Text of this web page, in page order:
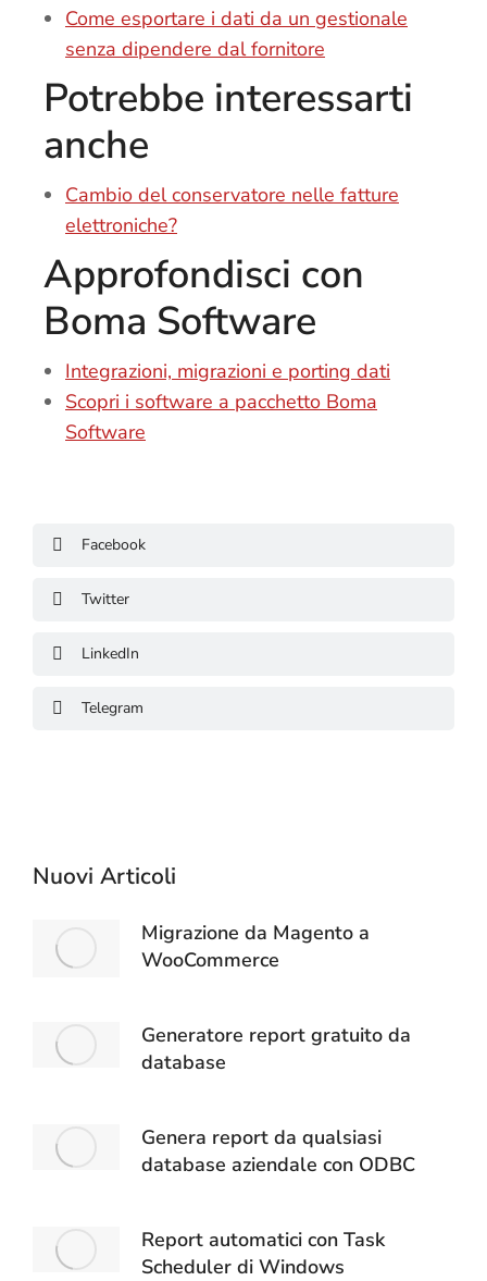
Come esportare i dati da un gestionale
senza dipendere dal fornitore
Potrebbe interessarti
anche
Cambio del conservatore nelle fatture
elettroniche?
Approfondisci con
Boma Software
Integrazioni, migrazioni e porting dati
Scopri i software a pacchetto Boma
Software
Facebook
Twitter
LinkedIn
Telegram
Nuovi Articoli
Migrazione da Magento a
WooCommerce
Generatore report gratuito da
database
Genera report da qualsiasi
database aziendale con ODBC
Report automatici con Task
Scheduler di Windows